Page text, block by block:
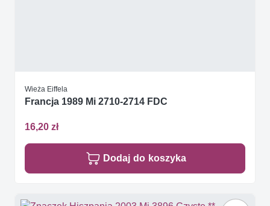
Wieża Eiffela
Francja 1989 Mi 2710-2714 FDC
16,20 zł
Dodaj do koszyka